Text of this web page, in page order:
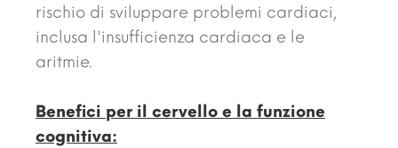
rischio di sviluppare problemi cardiaci,
inclusa l'insufficienza cardiaca e le
aritmie.
Benefici per il cervello e la funzione
cognitiva: